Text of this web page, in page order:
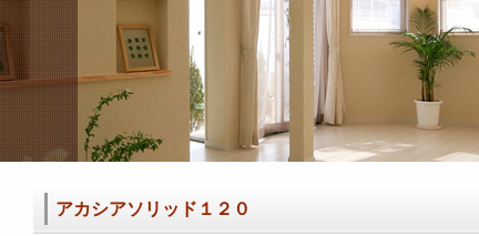
アカシアソリッド１２０